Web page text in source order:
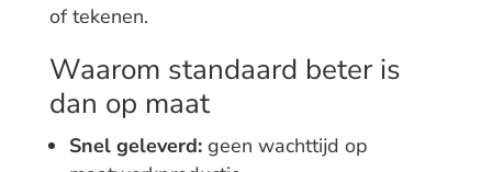
of tekenen.
Waarom standaard beter is
dan op maat
Snel geleverd:geen wachttijd op